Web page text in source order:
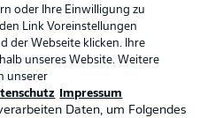
Impressum
Spieler
oder Ihre Einwilligung zu
Link Voreinstellungen
der Webseite klicken. Ihre
unseres Website. Weitere
unserer
Impressum
Daten, um Folgendes